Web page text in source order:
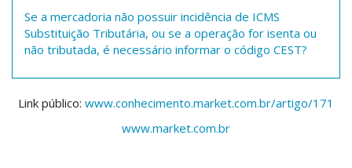
Se a mercadoria não possuir incidência de ICMS
Substituição Tributária, ou se a operação for isenta ou
não tributada, é necessário informar o código CEST?
Link público: www.conhecimento.market.com.br/artigo/171
www.market.com.br